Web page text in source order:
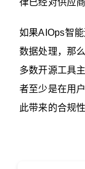
律已经对供应
如果AIOps智
数据处理，那
多数开源工具
者至少是在用
此带来的合规